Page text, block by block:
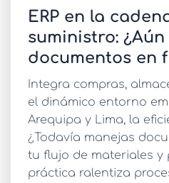
ERP en la
suministro:
documentos en
Integra compras,
el dinámico entorno
Arequipa y Lima, la
¿Todavía manejas
tu flujo de materiales y
práctica ralentiza